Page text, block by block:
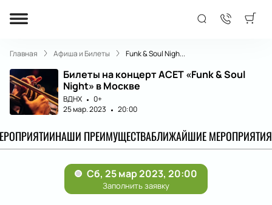
Главная Афиша и Билеты Funk & Soul Nigh...
Билеты на концерт АСЕТ «Funk & Soul
Night» в Москве
ВДНХ
0+
25 мар. 2023
20:00
НАШИ ПРЕИМУЩЕСТВАБЛИЖАЙШИЕ МЕРОПРИЯТИЯ